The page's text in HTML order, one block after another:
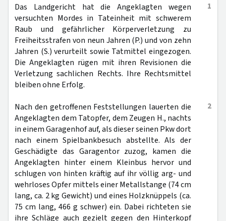
1
Das Landgericht hat die Angeklagten wegen
versuchten Mordes in Tateinheit mit schwerem
Raub und gefährlicher Körperverletzung zu
Freiheitsstrafen von neun Jahren (P.) und von zehn
Jahren (S.) verurteilt sowie Tatmittel eingezogen.
Die Angeklagten rügen mit ihren Revisionen die
Verletzung sachlichen Rechts. Ihre Rechtsmittel
bleiben ohne Erfolg.
2
Nach den getroffenen Feststellungen lauerten die
Angeklagten dem Tatopfer, dem Zeugen H., nachts
in einem Garagenhof auf, als dieser seinen Pkw dort
nach einem Spielbankbesuch abstellte. Als der
Geschädigte das Garagentor zuzog, kamen die
Angeklagten hinter einem Kleinbus hervor und
schlugen von hinten kräftig auf ihr völlig arg- und
wehrloses Opfer mittels einer Metallstange (74 cm
lang, ca. 2 kg Gewicht) und eines Holzknüppels (ca.
75 cm lang, 466 g schwer) ein. Dabei richteten sie
ihre Schläge auch gezielt gegen den Hinterkopf